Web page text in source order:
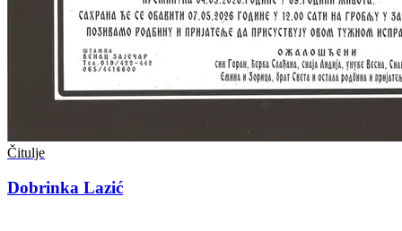
Čitulje
Dobrinka Lazić